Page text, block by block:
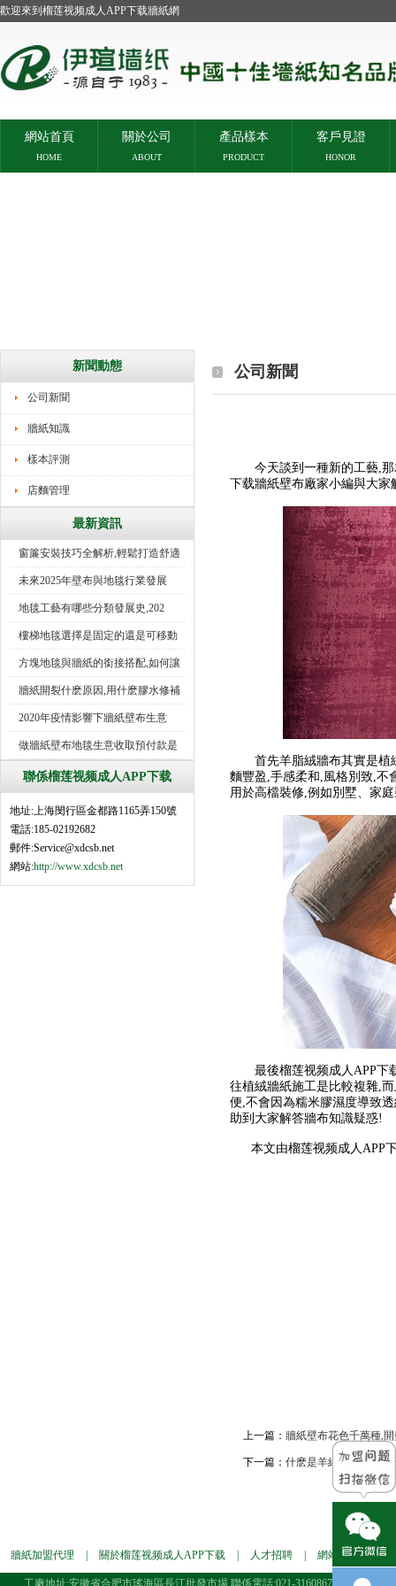
歡迎來到榴莲视频成人APP下载牆紙網
網站首頁
HOME
關於公司
ABOUT
產品樣本
PRODUCT
客戶見證
HONOR
新聞動態
公司新聞
牆紙知識
樣本評測
店麵管理
最新資訊
窗簾安裝技巧全解析,輕鬆打造舒適
未來2025年壁布與地毯行業發展
地毯工藝有哪些分類發展史,202
樓梯地毯選擇是固定的還是可移動
好
方塊地毯與牆紙的銜接搭配,如何讓
牆紙開裂什麽原因,用什麽膠水修補
2020年疫情影響下牆紙壁布生意
做牆紙壁布地毯生意收取預付款是
行
聯係榴莲视频成人APP下载
地址:上海閔行區金都路1165弄150號
電話:185-02192682
郵件:Service@xdcsb.net
網站:http://www.xdcsb.net
公司新聞
今天談到一種新的工藝,那
下载牆紙壁布廠家小編與大家
首先羊脂絨牆布其實是植絨
麵豐盈,手感柔和,風格別致,不
用於高檔裝修,例如別墅、家庭
最後榴莲视频成人APP下载
往植絨牆紙施工是比較複雜,
便,不會因為糯米膠濕度導致
助到大家解答牆布知識疑惑!
本文由榴莲视频成人APP下
上一篇： 牆紙壁布花色千萬種,
下一篇： 什麽是羊絨牆布,同時
牆紙加盟代理 關於榴莲视频成人APP下载 人才招聘 網站地圖 | 牆
工廠地址:安徽省合肥市瑤海區長江批發市場 聯係電話:021-31608676 電子郵